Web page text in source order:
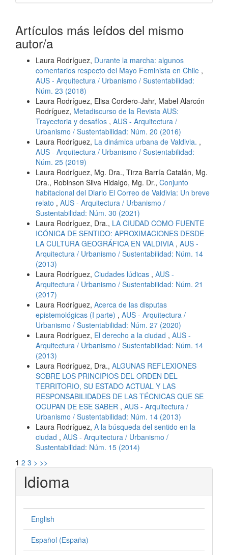
Artículos más leídos del mismo
autor/a
Laura Rodríguez, Durante la marcha: algunos
comentarios respecto del Mayo Feminista en Chile ,
AUS - Arquitectura / Urbanismo / Sustentabilidad:
Núm. 23 (2018)
Laura Rodríguez, Elisa Cordero-Jahr, Mabel Alarcón
Rodríguez, Metadiscurso de la Revista AUS:
Trayectoria y desafíos , AUS - Arquitectura /
Urbanismo / Sustentabilidad: Núm. 20 (2016)
Laura Rodríguez, La dinámica urbana de Valdivia. ,
AUS - Arquitectura / Urbanismo / Sustentabilidad:
Núm. 25 (2019)
Laura Rodríguez, Mg. Dra., Tirza Barría Catalán, Mg.
Dra., Robinson Silva Hidalgo, Mg. Dr., Conjunto
habitacional del Diario El Correo de Valdivia: Un breve
relato , AUS - Arquitectura / Urbanismo /
Sustentabilidad: Núm. 30 (2021)
Laura Rodríguez, Dra., LA CIUDAD COMO FUENTE
ICÓNICA DE SENTIDO: APROXIMACIONES DESDE
LA CULTURA GEOGRÁFICA EN VALDIVIA , AUS -
Arquitectura / Urbanismo / Sustentabilidad: Núm. 14
(2013)
Laura Rodríguez, Ciudades lúdicas , AUS -
Arquitectura / Urbanismo / Sustentabilidad: Núm. 21
(2017)
Laura Rodríguez, Acerca de las disputas
epistemológicas (I parte) , AUS - Arquitectura /
Urbanismo / Sustentabilidad: Núm. 27 (2020)
Laura Rodríguez, El derecho a la ciudad , AUS -
Arquitectura / Urbanismo / Sustentabilidad: Núm. 14
(2013)
Laura Rodríguez, Dra., ALGUNAS REFLEXIONES
SOBRE LOS PRINCIPIOS DEL ORDEN DEL
TERRITORIO, SU ESTADO ACTUAL Y LAS
RESPONSABILIDADES DE LAS TÉCNICAS QUE SE
OCUPAN DE ESE SABER , AUS - Arquitectura /
Urbanismo / Sustentabilidad: Núm. 14 (2013)
Laura Rodríguez, A la búsqueda del sentido en la
ciudad , AUS - Arquitectura / Urbanismo /
Sustentabilidad: Núm. 15 (2014)
1 2 3 > >>
Idioma
English
Español (España)